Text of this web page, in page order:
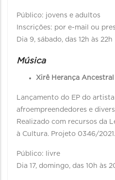
Público: jovens e adultos
Inscrições: por e-mail ou
Dia 9, sábado, das 12h às 22h
Música
Xirê Herança Ancestral
Lançamento do EP do
afroempreendedores e
Realizado com recursos da
à Cultura. Projeto 0346/2021.
Público: livre
Dia 17, domingo, das 10h às